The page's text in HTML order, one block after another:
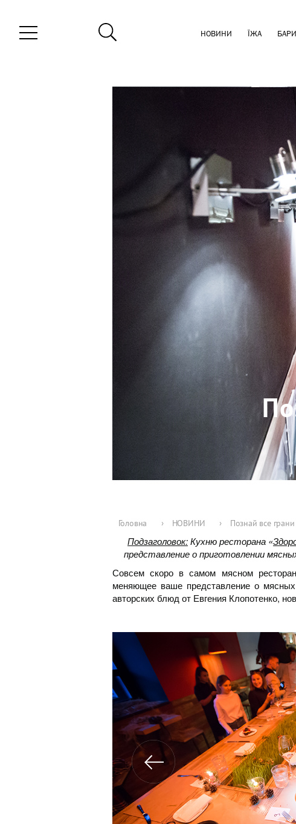
НОВИНИ ЇЖА БАРИ
Головна › НОВИНИ › Познай все
Подзаголовок:Кухню ресторана «
представление о приготовлении
Совсем скоро в самом мясном
меняющее ваше представление о
авторских блюд от Евгения Клопотенко,